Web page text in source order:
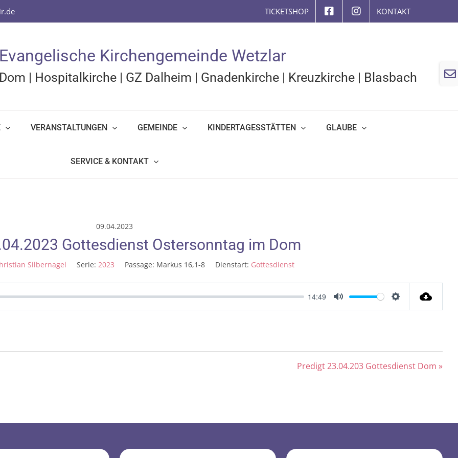
TICKETSHOP KONTAKT
Evangelische Kirchengemeinde Wetzlar
Dom | Hospitalkirche | GZ Dalheim | Gnadenkirche | Kreuzkirche | Blasbach
VERANSTALTUNGEN GEMEINDE KINDERTAGESSTÄTTEN GLAUBE
SERVICE & KONTAKT
09.04.2023
Gottesdienst Ostersonntag im Dom
Silbernagel Serie: 2023 Passage: Markus 16,1-8 Dienstart: Gottesdienst
14:49
Mute Settings
Predigt 23.04.203 Gottesdienst Dom »